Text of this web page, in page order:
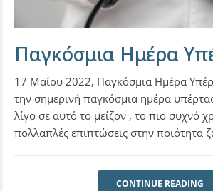
Παγκόσμια Ημέρα
17 Μαίου 2022, Παγκόσμια Ημέρα
την σημερινή παγκόσμια ημέρα
λίγο σε αυτό το μείζον , το πιο συχνό
πολλαπλές επιπτώσεις στην ποιότητα
CONTINUE READING